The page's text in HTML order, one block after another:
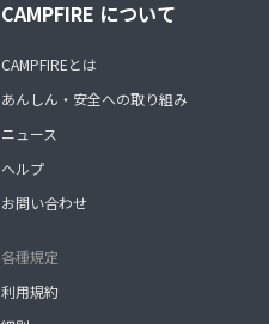
CAMPFIRE について
CAMPFIREとは
あんしん・安全への取り組み
ニュース
ヘルプ
お問い合わせ
各種規定
利用規約